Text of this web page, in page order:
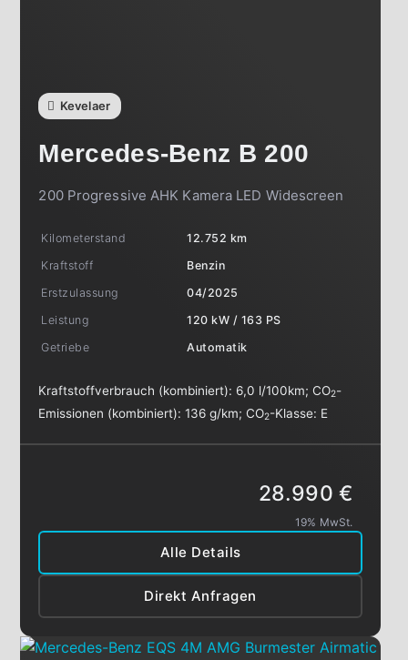
Kevelaer
Mercedes-Benz B 200
200 Progressive AHK Kamera LED Widescreen
Kilometerstand
12.752 km
Kraftstoff
Benzin
Erstzulassung
04/2025
Leistung
120 kW / 163 PS
Getriebe
Automatik
Kraftstoffverbrauch (kombiniert): 6,0 l/100km;CO2-
Emissionen (kombiniert):136 g/km;CO2-Klasse: E
Alle Details
Direkt Anfragen
28.990 €
19% MwSt.